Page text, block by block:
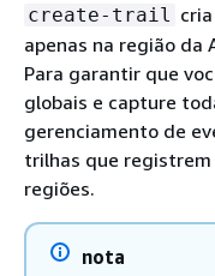
create-trail
apenas na região da
Para garantir que
globais e capture
gerenciamento de
trilhas que registrem
regiões.
nota